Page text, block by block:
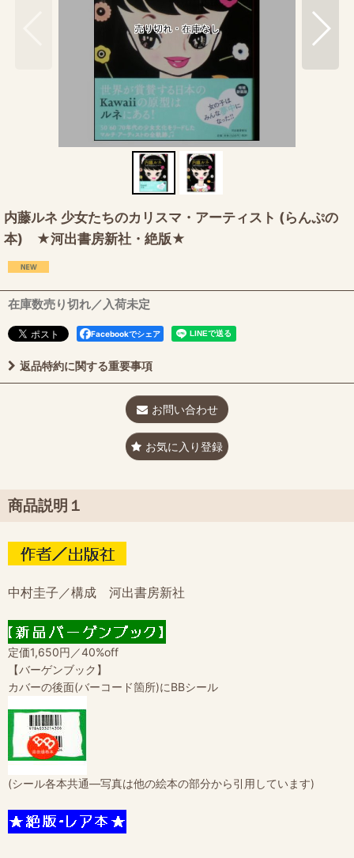
内藤ルネ 少女たちのカリスマ・アーティスト (らんぷの
本) ★河出書房新社・絶版★
在庫数売り切れ／入荷未定
Facebookでシェア
返品特約に関する重要事項
お問い合わせ
お気に入り登録
商品説明１
中村圭子／構成 河出書房新社
定価1,650円／40%off
【バーゲンブック】
カバーの後面(バーコード箇所)にBBシール
(シール各本共通―写真は他の絵本の部分から引用しています)